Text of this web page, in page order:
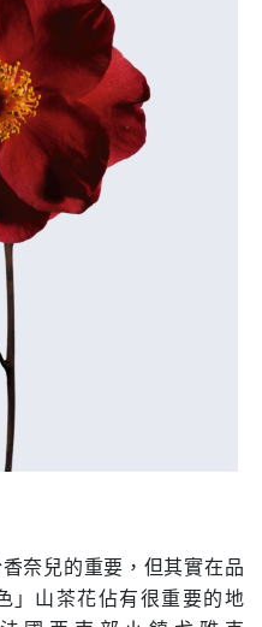
奈兒的重要，但其實在品
」山茶花佔有很重要的地